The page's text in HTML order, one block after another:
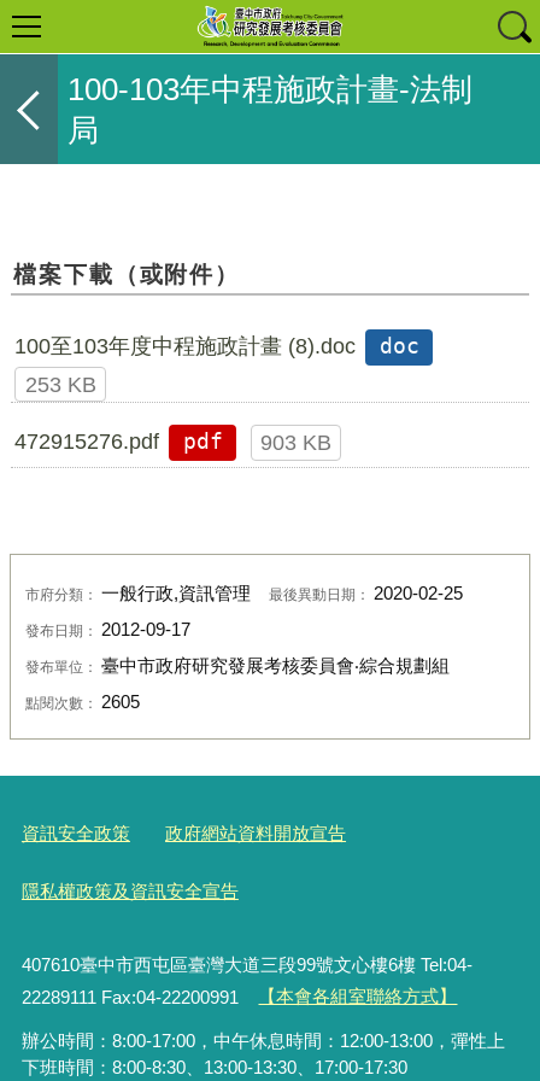
100-103年中程施政計畫-法制
局
檔案下載（或附件）
100至103年度中程施政計畫 (8).doc
doc
253 KB
472915276.pdf pdf 903 KB
市府分類： 一般行政,資訊管理 最後異動日期： 2020-02-25
發布日期： 2012-09-17
發布單位： 臺中市政府研究發展考核委員會‧綜合規劃組
點閱次數： 2605
資訊安全政策 政府網站資料開放宣告
隱私權政策及資訊安全宣告
407610臺中市西屯區臺灣大道三段99號文心樓6樓 Tel:04-
22289111 Fax:04-22200991
【本會各組室聯絡方式】
辦公時間：8:00-17:00，中午休息時間：12:00-13:00，彈性上
下班時間：8:00-8:30、13:00-13:30、17:00-17:30